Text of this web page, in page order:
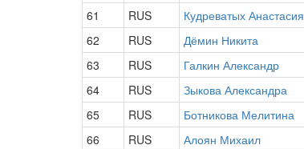
61
RUS Кудреватых Анастасия
62
RUS Дёмин Никита
63
RUS Галкин Александр
64
RUS Зыкова Александра
65
RUS Ботникова Мелитина
66
RUS Алоян Михаил